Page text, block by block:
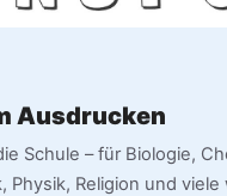
Ausdrucken
Schule – für Biologie,
Physik, Religion und viele